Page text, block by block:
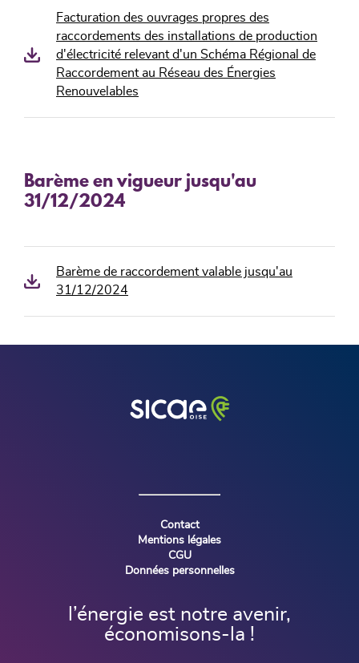
Facturation des ouvrages propres des
raccordements des installations de production
d'électricité relevant d'un Schéma Régional de
Raccordement au Réseau des Énergies
Renouvelables
Barème en vigueur jusqu'au
31/12/2024
Barème de raccordement valable jusqu'au
31/12/2024
l’énergie est notre avenir,
économisons-la !
Contact
Mentions légales
CGU
Données personnelles